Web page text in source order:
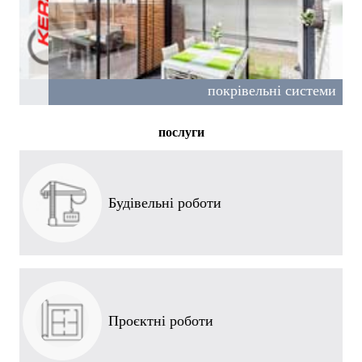
Покрівельні системи
покрівельні системи
покрівельні системи
послуги
Будівельні роботи
Проєктні роботи